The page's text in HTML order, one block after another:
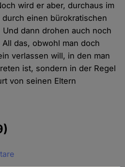
wird er aber, durchaus im
einen bürokratischen
dann drohen auch noch
das, obwohl man doch
verlassen will, in den man
ist, sondern in der Regel
von seinen Eltern